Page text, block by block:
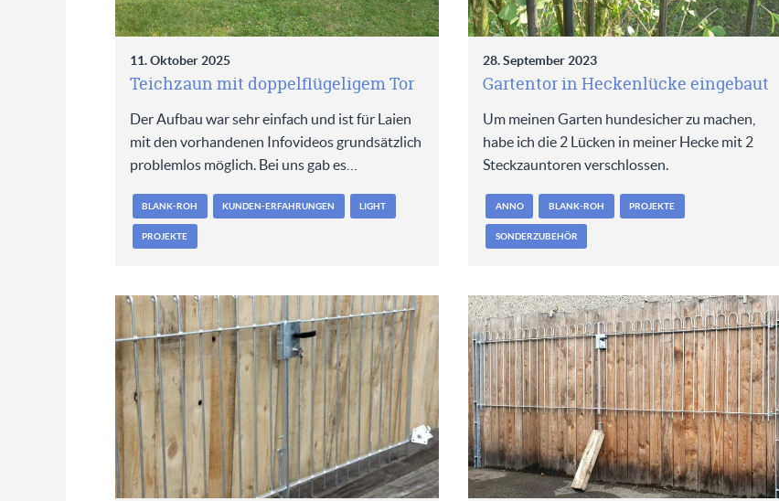
11. Oktober 2025
Teichzaun mit doppelflügeligem Tor
Der Aufbau war sehr einfach und ist für Laien
mit den vorhandenen Infovideos grundsätzlich
problemlos möglich. Bei uns gab es…
BLANK-ROH KUNDEN-ERFAHRUNGEN LIGHT
PROJEKTE
28. September 2023
Gartentor in Heckenlücke eingebaut
Um meinen Garten hundesicher zu machen,
habe ich die 2 Lücken in meiner Hecke mit 2
Steckzauntoren verschlossen.
ANNO BLANK-ROH PROJEKTE
SONDERZUBEHÖR